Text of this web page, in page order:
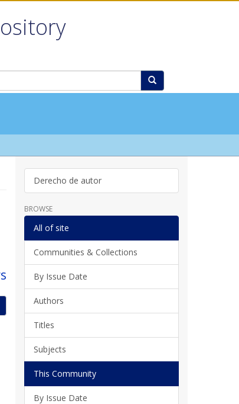
Derecho de autor
BROWSE
All of site
Communities & Collections
By Issue Date
Authors
Titles
Subjects
This Community
By Issue Date